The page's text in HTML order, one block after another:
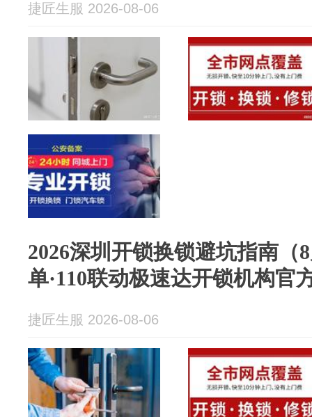
捷匠生服 2026-08-06
2026深圳开锁换锁避坑指南（
单·110联动极速达开锁机构官
捷匠生服 2026-08-06